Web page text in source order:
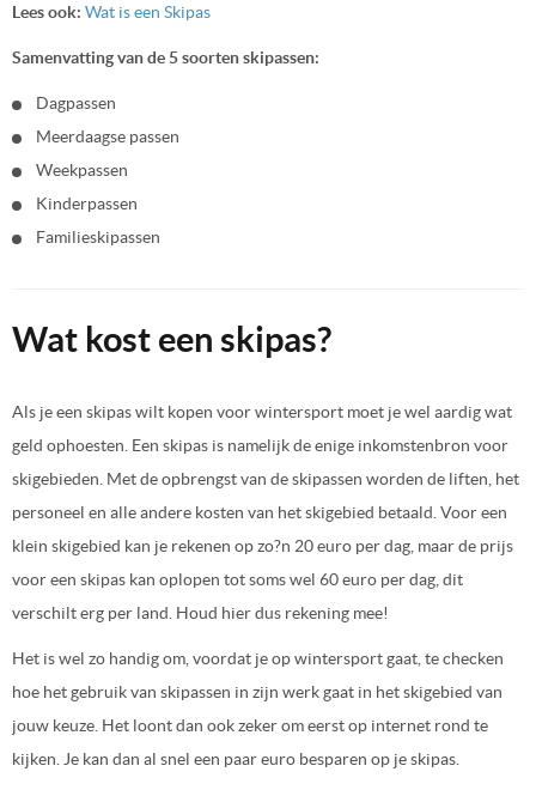
Lees ook: Wat is een Skipas
Samenvatting van de 5 soorten skipassen:
Dagpassen
Meerdaagse passen
Weekpassen
Kinderpassen
Familieskipassen
Wat kost een skipas?
Als je een skipas wilt kopen voor wintersport moet je wel aardig wat
geld ophoesten. Een skipas is namelijk de enige inkomstenbron voor
skigebieden. Met de opbrengst van de skipassen worden de liften, het
personeel en alle andere kosten van het skigebied betaald. Voor een
klein skigebied kan je rekenen op zo?n 20 euro per dag, maar de prijs
voor een skipas kan oplopen tot soms wel 60 euro per dag, dit
verschilt erg per land. Houd hier dus rekening mee!
Het is wel zo handig om, voordat je op wintersport gaat, te checken
hoe het gebruik van skipassen in zijn werk gaat in het skigebied van
jouw keuze. Het loont dan ook zeker om eerst op internet rond te
kijken. Je kan dan al snel een paar euro besparen op je skipas.